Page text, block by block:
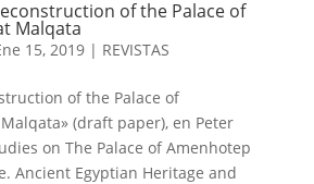
of the Palace of
Malqata
15, 2019| REVISTAS
of the Palace of
(draft paper), en Peter
on The Palace of Amenhotep
Ancient Egyptian Heritage and